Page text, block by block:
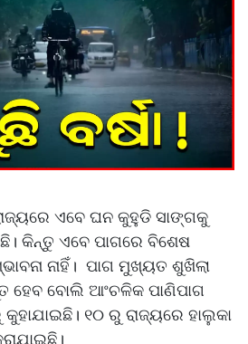
ଏବେ ଘନ କୁହୁଡି ସାଙ୍ଗକୁ
କିନ୍ତୁ ଏବେ ପାଗରେ ବିଶେଷ
ନାହିଁ। ପାଗ ମୁଖ୍ୟତ ଶୁଖିଲା
ହେବ ବୋଲି ଆଂଚଳିକ ପାଣିପାଗ
୧୦ ରୁ ରାଜ୍ୟରେ ହାଲୁକା